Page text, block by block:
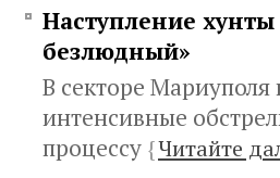
Наступление
безлюдный»
В секторе Мариуполя
интенсивные
процессу {Читайте